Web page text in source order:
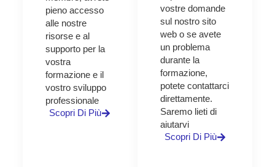
pieno accesso
alle nostre
risorse e al
supporto per la
vostra
formazione e il
vostro sviluppo
professionale
Scopri Di Più
vostre domande
sul nostro sito
web o se avete
un problema
durante la
formazione,
potete contattarci
direttamente.
Saremo lieti di
aiutarvi
Scopri Di Più